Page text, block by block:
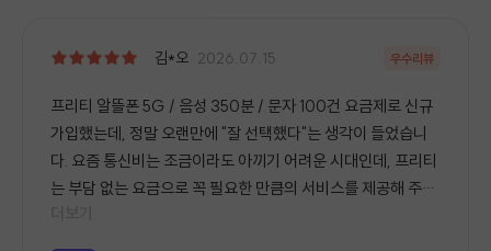
김*오 2026.07.15 우수리뷰
프리티 알뜰폰 5G / 음성 350분 / 문자 100건 요금제로 신규
가입했는데, 정말 오랜만에 "잘 선택했다"는 생각이 들었습니
다. 요즘 통신비는 조금이라도 아끼기 어려운 시대인데, 프리티
는 부담 없는 요금으로 꼭 필요한 만큼의 서비스를 제공해 주어